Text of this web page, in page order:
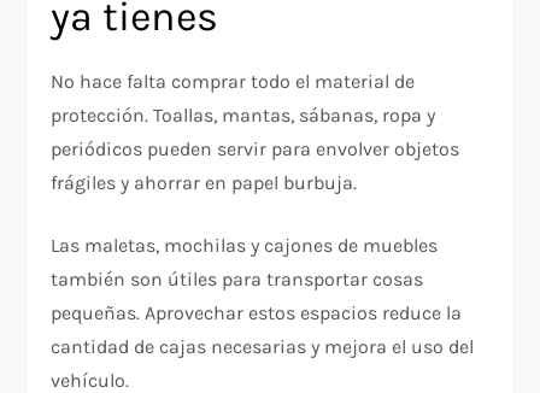
ya tienes
No hace falta comprar todo el material de
protección. Toallas, mantas, sábanas, ropa y
periódicos pueden servir para envolver objetos
frágiles y ahorrar en papel burbuja.
Las maletas, mochilas y cajones de muebles
también son útiles para transportar cosas
pequeñas. Aprovechar estos espacios reduce la
cantidad de cajas necesarias y mejora el uso del
vehículo.